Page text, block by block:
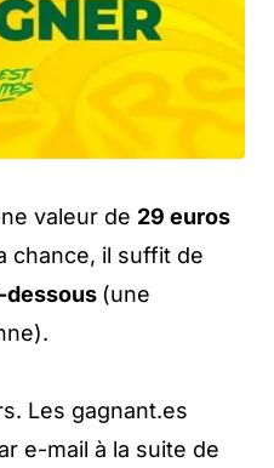
valeur de 29 euros
chance, il suffit de
dessous (une
Les gagnant.es
e-mail à la suite de